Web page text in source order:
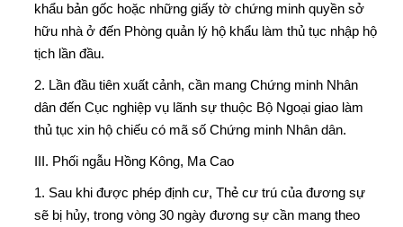
khẩu bản gốc hoặc những giấy tờ chứng minh quyền sở
hữu nhà ở đến Phòng quản lý hộ khẩu làm thủ tục nhập hộ
tịch lần đầu.
2. Lần đầu tiên xuất cảnh, cần mang Chứng minh Nhân
dân đến Cục nghiệp vụ lãnh sự thuộc Bộ Ngoại giao làm
thủ tục xin hộ chiếu có mã số Chứng minh Nhân dân.
III. Phối ngẫu Hồng Kông, Ma Cao
1. Sau khi được phép định cư, Thẻ cư trú của đương sự
sẽ bị hủy, trong vòng 30 ngày đương sự cần mang theo